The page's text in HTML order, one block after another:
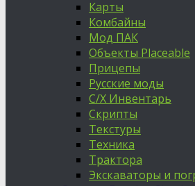
Карты
Комбайны
Мод ПАК
Объекты Placeable
Прицепы
Русские моды
С/Х Инвентарь
Скрипты
Текстуры
Техника
Трактора
Экскаваторы и